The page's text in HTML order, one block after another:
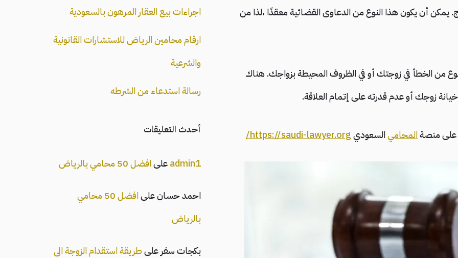
يمكن أن يكون هذا النوع من الدعاوى القضائية معقدًا ،لذا من
من الخطأ في زوجتك أو في الظروف المحيطة بزواجك. هناك
زوجك أو عدم قدرته على إتمام العلاقة.
على منصةالمحاميالسعوديhttps://saudi-lawyer.org/
اجراءات بيع العقار المرهون بالسعودية
ارقام محامين الرياض للاستشارات القانونية
والشرعية
رسالة استدعاء من الشرطه
أحدث التعليقات
admin1علىافضل 50 محامي بالرياض
احمد حسانعلى
افضل 50 محامي
بالرياض
بكجات سفر علىطريقة استقدام الزوجة الى